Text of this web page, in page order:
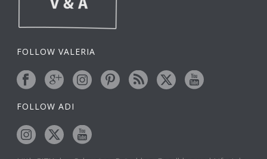
FOLLOW VALERIA
FOLLOW ADI